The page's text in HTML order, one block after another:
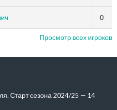
0
Просмотр всех игроков
Старт сезона 2024/25 — 14